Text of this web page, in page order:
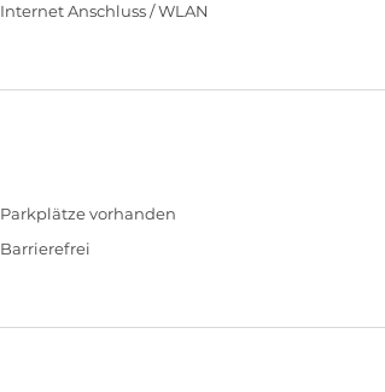
Internet Anschluss / WLAN
Parkplätze vorhanden
Barrierefrei